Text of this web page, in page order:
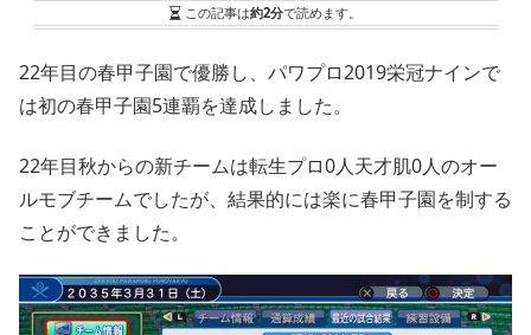
この記事は約2分で読めます。
22年目の春甲子園で優勝し、パワプロ2019栄冠ナインで
は初の春甲子園5連覇を達成しました。
22年目秋からの新チームは転生プロ0人天才肌0人のオー
ルモブチームでしたが、結果的には楽に春甲子園を制する
ことができました。